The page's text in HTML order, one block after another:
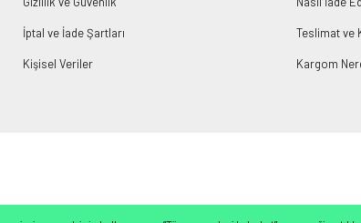
İptal ve İade Şartları
Kişisel Veriler
Teslimat ve
Kargom